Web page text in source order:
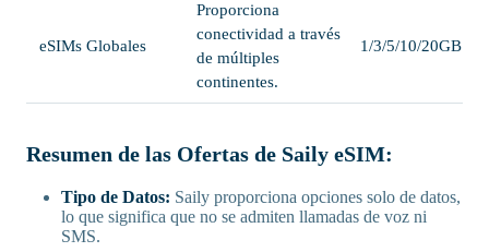
eSIMs Globales
Proporciona
conectividad a través
de múltiples
continentes.
1/3/5/10/20GB
Resumen de las Ofertas de Saily eSIM:
Tipo de Datos: Saily proporciona opciones solo de datos,
lo que significa que no se admiten llamadas de voz ni
SMS.